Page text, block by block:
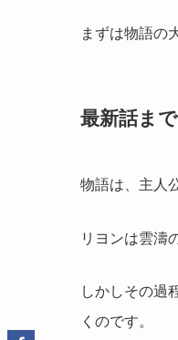
まずは物語の
最新話ま
物語は、主人
リヨンは雲濤
しかしその過
くのです。